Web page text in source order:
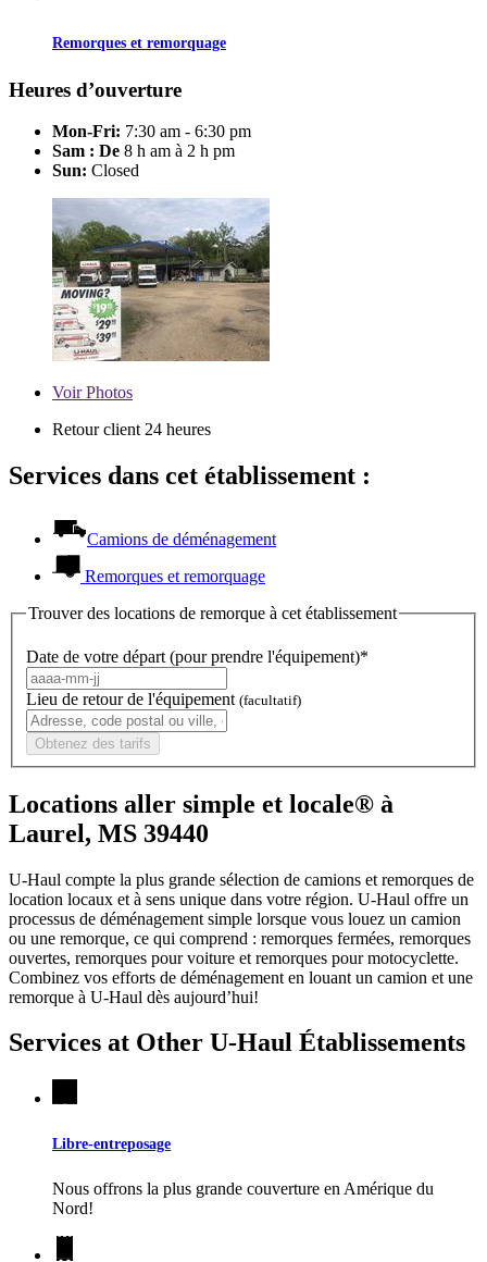
Remorques et remorquage
Heures d’ouverture
Mon-Fri: 7:30 am - 6:30 pm
Sam : De 8 h am à 2 h pm
Sun: Closed
VoirPhotos
Retour client 24 heures
Services dans cet établissement :
Camions de déménagement
Remorques et remorquage
Trouver des locations de remorque à cet établissement
Date de votre départ (pour prendre l'équipement)*
Lieu de retour de l'équipement (facultatif)
Obtenez des tarifs
Locations aller simple et locale® à
Laurel, MS 39440
U-Haul compte la plus grande sélection de camions et remorques de
location locaux et à sens unique dans votre région. U-Haul offre un
processus de déménagement simple lorsque vous louez un camion
ou une remorque, ce qui comprend : remorques fermées, remorques
ouvertes, remorques pour voiture et remorques pour motocyclette.
Combinez vos efforts de déménagement en louant un camion et une
remorque à U-Haul dès aujourd’hui!
Services at Other U-Haul Établissements
Libre-entreposage
Nous offrons la plus grande couverture en Amérique du
Nord!